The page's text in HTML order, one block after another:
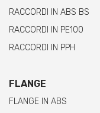
RACCORDI IN ABS BS
RACCORDI IN PE100
RACCORDI IN PPH
FLANGE
FLANGE IN ABS